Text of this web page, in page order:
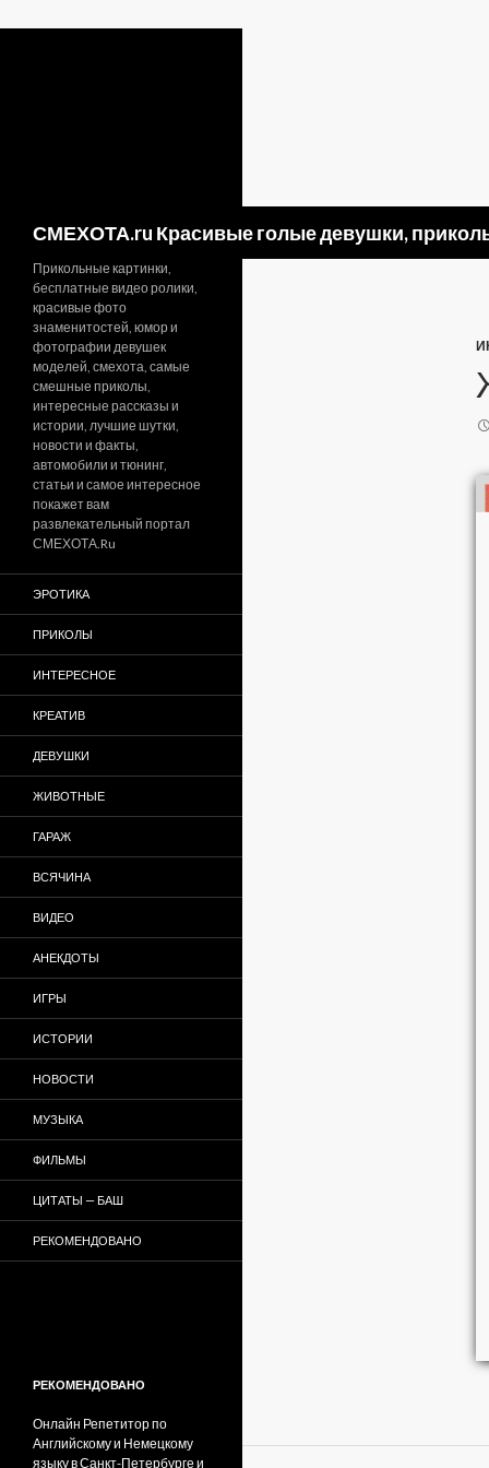
СМЕХОТА.ru Красивые голые девушки,
Прикольные картинки,
бесплатные видео ролики,
красивые фото
знаменитостей, юмор и
фотографии девушек
моделей, смехота, самые
смешные приколы,
интересные рассказы и
истории, лучшие шутки,
новости и факты,
автомобили и тюнинг,
статьи и самое интересное
покажет вам
развлекательный портал
СМЕХОТА.Ru
ЭРОТИКА
ПРИКОЛЫ
ИНТЕРЕСНОЕ
КРЕАТИВ
ДЕВУШКИ
ЖИВОТНЫЕ
ГАРАЖ
ВСЯЧИНА
ВИДЕО
АНЕКДОТЫ
ИГРЫ
ИСТОРИИ
НОВОСТИ
МУЗЫКА
ФИЛЬМЫ
ЦИТАТЫ — БАШ
РЕКОМЕНДОВАНО
РЕКОМЕНДОВАНО
Онлайн Репетитор по
Английскому и Немецкому
языку в Санкт-Петербурге и